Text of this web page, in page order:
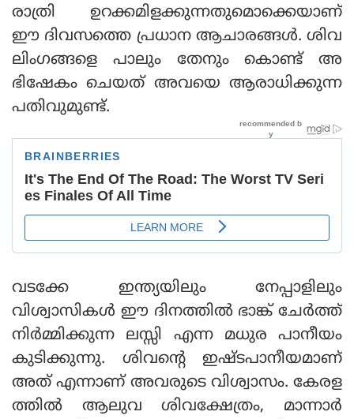
രാത്രി ഉറക്കമിളക്കുന്നതുമൊക്കെയാണ്
ഈ ദിവസത്തെ പ്രധാന ആചാരങ്ങള്‍. ശിവ
ലിംഗങ്ങളെ പാലും തേനും കൊണ്ട് അ
ഭിഷേകം ചെയത് അവയെ ആരാധിക്കുന്ന
പതിവുമുണ്ട്.
വടക്കേ ഇന്ത്യയിലും നേപ്പാളിലും
വിശ്വാസികള്‍ ഈ ദിനത്തില്‍ ഭാങ്ക് ചേര്‍ത്ത്
നിര്‍മ്മിക്കുന്ന ലസ്സി എന്ന മധുര പാനീയം
കുടിക്കുന്നു. ശിവന്റെ ഇഷ്ടപാനീയമാണ്
അത് എന്നാണ് അവരുടെ വിശ്വാസം. കേരള
ത്തില്‍ ആലുവ ശിവക്ഷേത്രം, മാന്നാര്‍